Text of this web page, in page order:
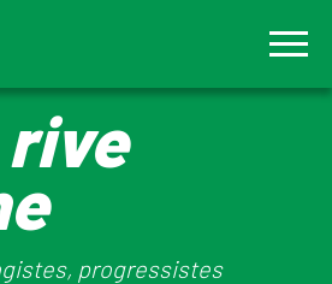
progressistes